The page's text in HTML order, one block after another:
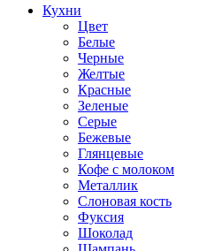
Кухни
Цвет
Белые
Черные
Желтые
Красные
Зеленые
Серые
Бежевые
Глянцевые
Кофе с молоком
Металлик
Слоновая кость
Фуксия
Шоколад